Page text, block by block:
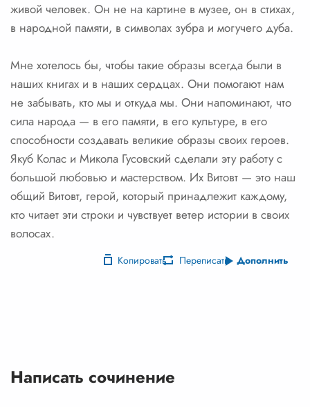
живой человек. Он не на картине в музее, он в стихах,
в народной памяти, в символах зубра и могучего дуба.
Мне хотелось бы, чтобы такие образы всегда были в
наших книгах и в наших сердцах. Они помогают нам
не забывать, кто мы и откуда мы. Они напоминают, что
сила народа — в его памяти, в его культуре, в его
способности создавать великие образы своих героев.
Якуб Колас и Микола Гусовский сделали эту работу с
большой любовью и мастерством. Их Витовт — это наш
общий Витовт, герой, который принадлежит каждому,
кто читает эти строки и чувствует ветер истории в своих
волосах.
Копировать Переписать Дополнить
Написать сочинение